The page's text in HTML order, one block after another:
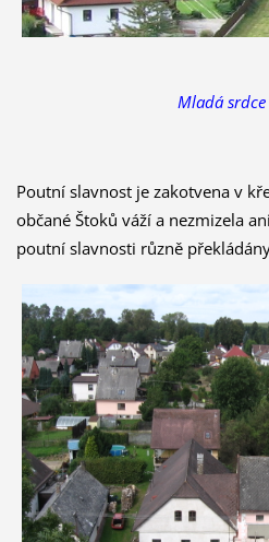
Mladá srdce
Poutní slavnost je zakotvena v
občané Štoků váží a nezmizela
poutní slavnosti různě